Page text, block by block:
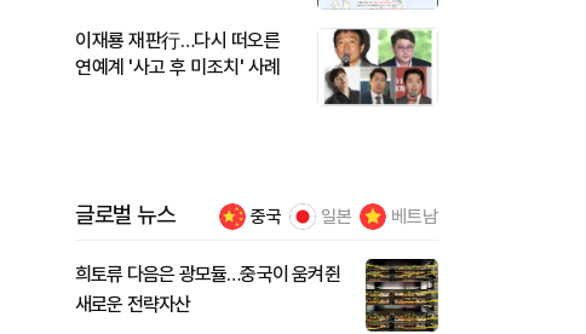
이재룡 재판行…다시 떠오른
연예계 '사고 후 미조치' 사례
글로벌 뉴스 중국 일본 베트남
희토류 다음은 광모듈…중국이 움켜쥔
새로운 전략자산